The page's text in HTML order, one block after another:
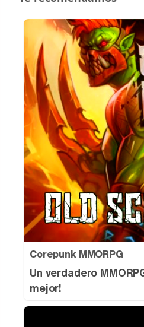
Corepunk MMORPG
Un verdadero
mejor!